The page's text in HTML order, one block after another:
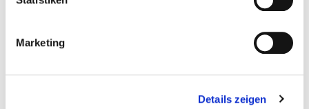
Marketing
Details zeigen